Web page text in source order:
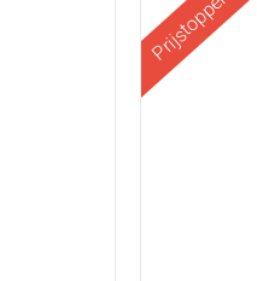
Prijstopper